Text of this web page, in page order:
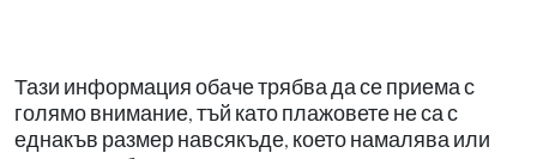
Тази информация обаче трябва да се приема с
голямо внимание, тъй като плажовете не са с
еднакъв размер навсякъде, което намалява или